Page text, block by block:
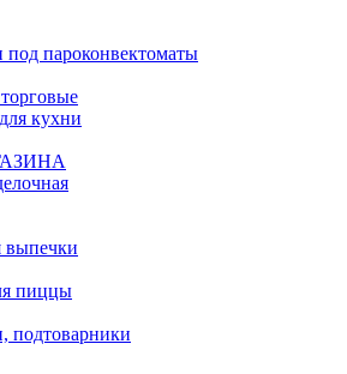
под пароконвектоматы
кухни
выпечки
пиццы
подтоварники